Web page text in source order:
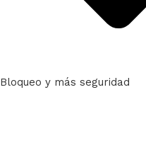
Bloqueo y más seguridad